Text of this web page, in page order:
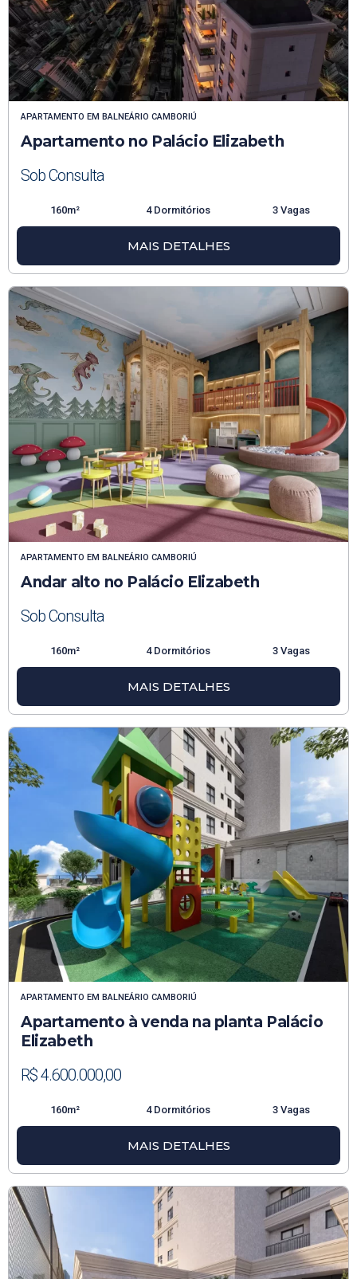
APARTAMENTO EM BALNEÁRIO CAMBORIÚ
Apartamento no Palácio Elizabeth
Sob Consulta
160m² 4 Dormitórios 3 Vagas
MAIS DETALHES
APARTAMENTO EM BALNEÁRIO CAMBORIÚ
Andar alto no Palácio Elizabeth
Sob Consulta
160m² 4 Dormitórios 3 Vagas
MAIS DETALHES
APARTAMENTO EM BALNEÁRIO CAMBORIÚ
Apartamento à venda na planta Palácio
Elizabeth
R$ 4.600.000,00
160m² 4 Dormitórios 3 Vagas
MAIS DETALHES